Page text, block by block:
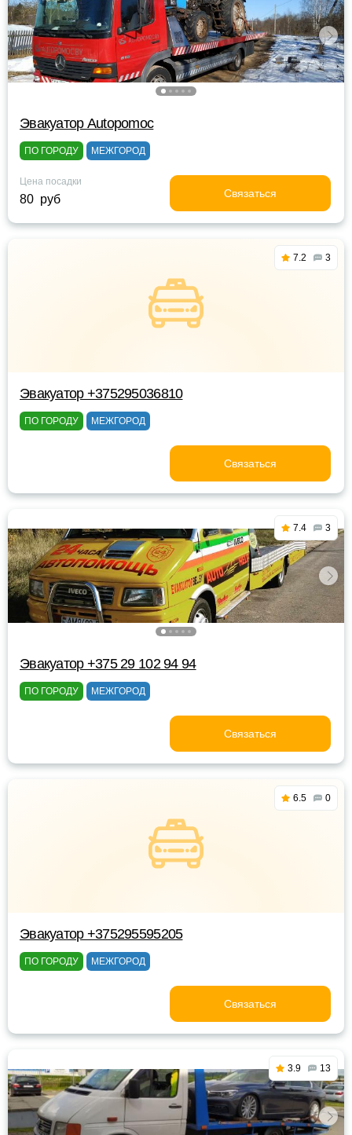
Эвакуатор Autopomoc
ПО ГОРОДУ МЕЖГОРОД
Цена посадки
80 руб Связаться
7.2 3
Эвакуатор +375295036810
ПО ГОРОДУ МЕЖГОРОД
Связаться
7.4 3
Эвакуатор +375 29 102 94 94
ПО ГОРОДУ МЕЖГОРОД
Связаться
6.5 0
Эвакуатор +375295595205
ПО ГОРОДУ МЕЖГОРОД
Связаться
3.9 13